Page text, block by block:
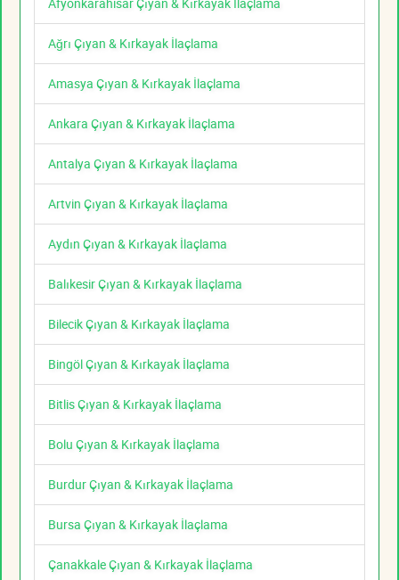
Ağrı Çıyan & Kırkayak İlaçlama
Amasya Çıyan & Kırkayak İlaçlama
Ankara Çıyan & Kırkayak İlaçlama
Antalya Çıyan & Kırkayak İlaçlama
Artvin Çıyan & Kırkayak İlaçlama
Aydın Çıyan & Kırkayak İlaçlama
Balıkesir Çıyan & Kırkayak İlaçlama
Bilecik Çıyan & Kırkayak İlaçlama
Bingöl Çıyan & Kırkayak İlaçlama
Bitlis Çıyan & Kırkayak İlaçlama
Bolu Çıyan & Kırkayak İlaçlama
Burdur Çıyan & Kırkayak İlaçlama
Bursa Çıyan & Kırkayak İlaçlama
Çanakkale Çıyan & Kırkayak İlaçlama